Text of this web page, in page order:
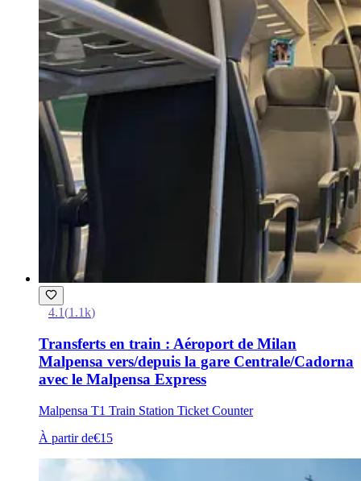
4.1(1.1k)
Transferts en train : Aéroport de Milan
Malpensa vers/depuis la gare Centrale/Cadorna
avec le Malpensa Express
Malpensa T1 Train Station Ticket Counter
À partir de€15